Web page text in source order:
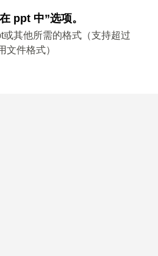
ppt 中”选项。
或其他所需的格式（支持超过
文件格式）